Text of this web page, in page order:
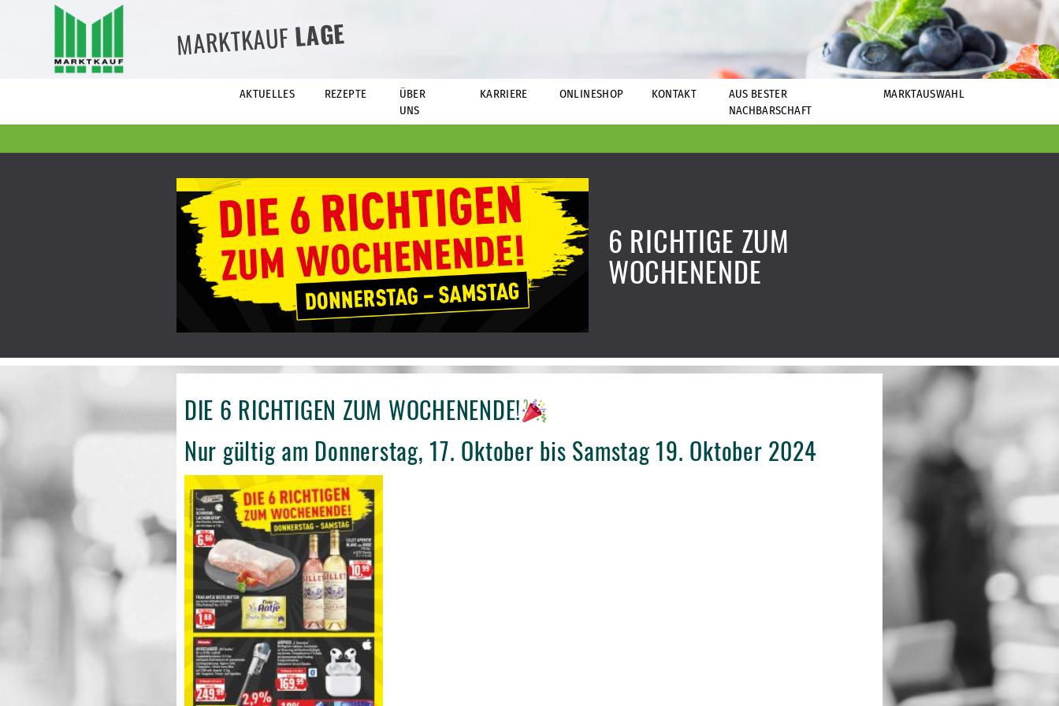
MARKTKAUFLAGE
AKTUELLES REZEPTE
ÜBER
UNS
KARRIERE ONLINESHOP KONTAKT
AUS BESTER
NACHBARSCHAFT
MARKTAUSWAHL
6 RICHTIGE ZUM
WOCHENENDE
DIE 6 RICHTIGEN ZUM WOCHENENDE!
Nur gültig am Donnerstag, 17. Oktober bis Samstag 19. Oktober 2024